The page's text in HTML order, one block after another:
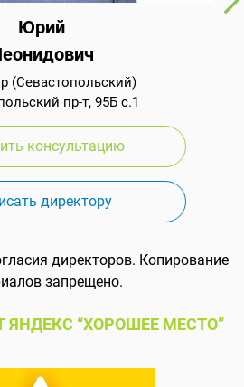
Юрий
(Севастопольский)
пр-т, 95Б с.1
консультацию
директору
директоров. Копирование
запрещено.
“ХОРОШЕЕ МЕСТО”